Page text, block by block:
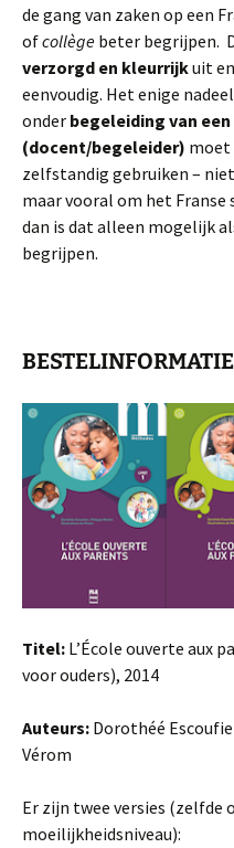
de gang van zaken op een
ofcollège beter begrijpen.
verzorgd en kleurrijkuit
eenvoudig. Het enige
onder begeleiding van
(docent/begeleider) moet
zelfstandig gebruiken –
maar vooral om het
dan is dat alleen mogelijk
begrijpen.
BESTELINFORMATIE
Titel: L’École ouverte aux
voor ouders), 2014
Auteurs: Dorothéé
Vérom
Er zijn twee versies (zelfde
moeilijkheidsniveau):